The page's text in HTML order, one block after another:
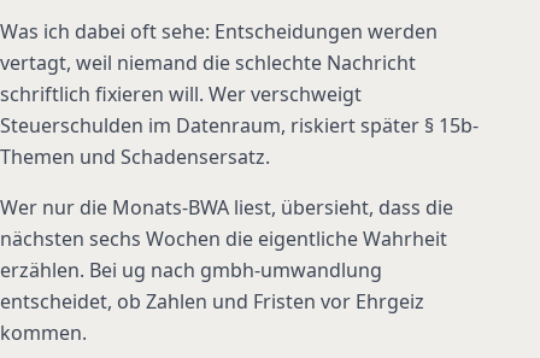
Was ich dabei oft sehe: Entscheidungen werden
vertagt, weil niemand die schlechte Nachricht
schriftlich fixieren will. Wer verschweigt
Steuerschulden im Datenraum, riskiert später § 15b-
Themen und Schadensersatz.
Wer nur die Monats-BWA liest, übersieht, dass die
nächsten sechs Wochen die eigentliche Wahrheit
erzählen. Bei ug nach gmbh-umwandlung
entscheidet, ob Zahlen und Fristen vor Ehrgeiz
kommen.